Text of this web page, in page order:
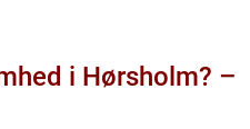
i Hørsholm? –